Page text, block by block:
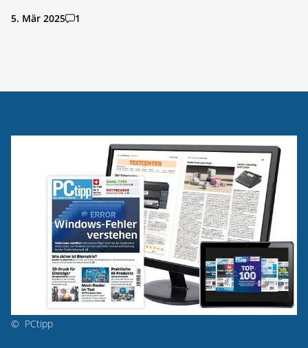
5. Mär 2025 1
© PCtipp